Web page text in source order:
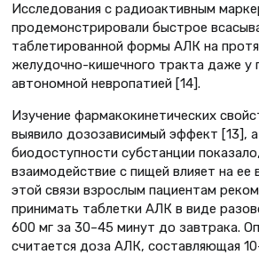
Исследования с радиоактивным
продемонстрировали быстрое
таблетированной формы АЛК на
желудочно-кишечного тракта даже у
автономной невропатией [14].
Изучение фармакокинетических
выявило дозозависимый эффект [13],
биодоступности субстанции
взаимодействие с пищей влияет на ее
этой связи взрослым пациентам
принимать таблетки АЛК в виде
600 мг за 30–45 минут до завтрака.
считается доза АЛК, составляющая